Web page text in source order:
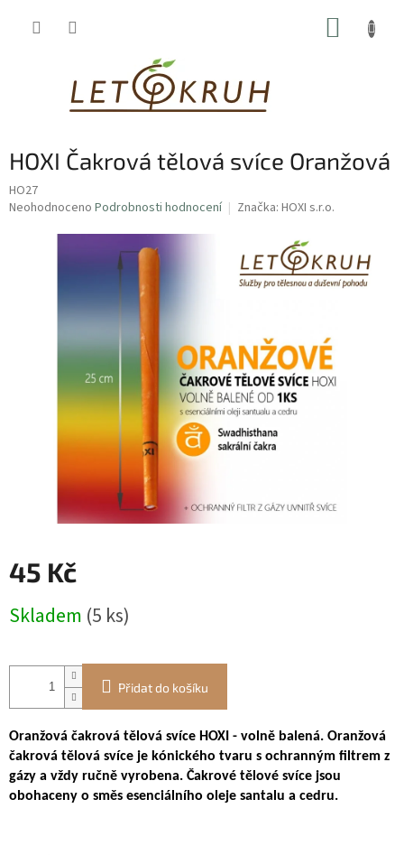
HOXI Čakrová tělová svíce Oranžová
HO27
Průměrné
Neohodnoceno Podrobnosti hodnocení Značka: HOXI s.r.o.
45 Kč
cena:
Skladem (5 ks)
Přidat do košíku
Oranžová čakrová tělová svíce HOXI - volně balená. Oranžová
čakrová tělová svíce je kónického tvaru s ochranným filtrem z
gázy a vždy ručně vyrobena. Čakrové tělové svíce jsou
obohaceny o směs esenciálního oleje santalu a cedru.